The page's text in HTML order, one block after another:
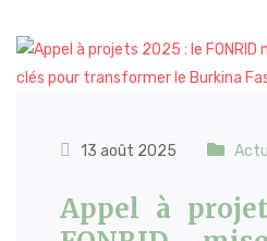
13 août 2025
Appel à